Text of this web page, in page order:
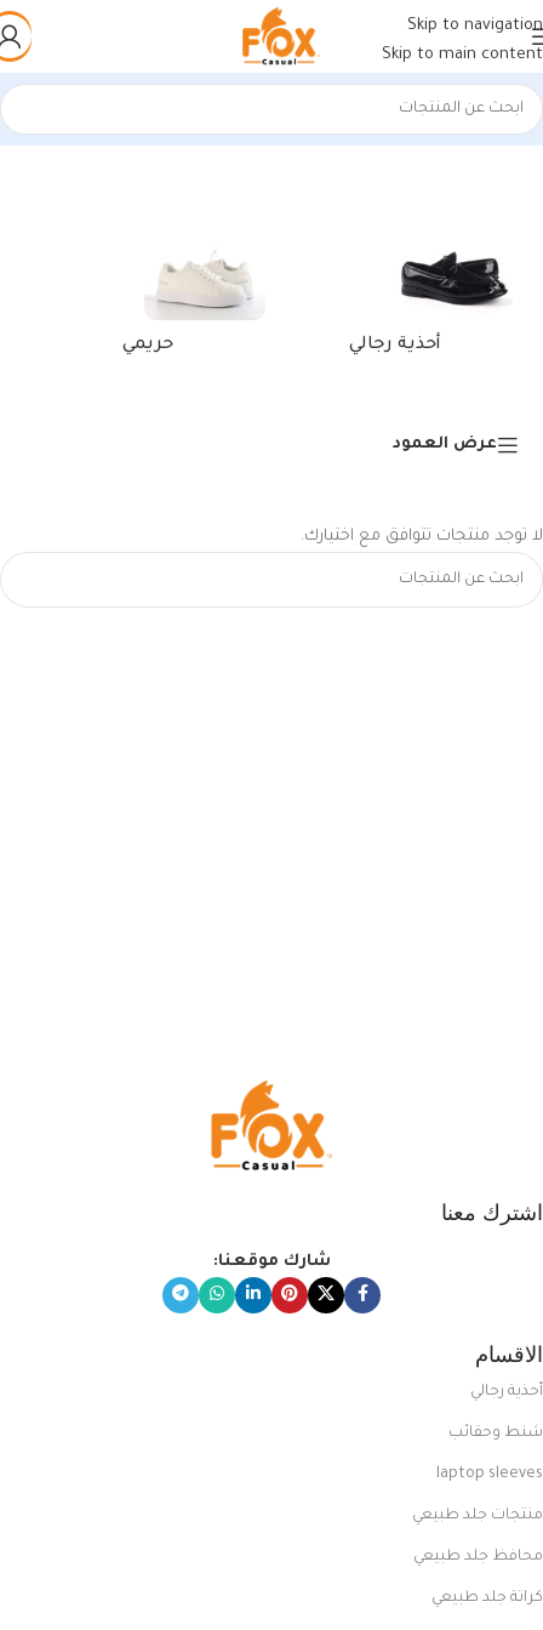
Skip to navigation
Skip to main content
الرئيسية/منتجات تحت الوسم “كوتش عصري أسود سادة للرجال”
أحذية رجالي حريمي
عرض العمود
لا توجد منتجات تتوافق مع اختيارك.
اشترك معنا
شارك موقعنا:
الاقسام
أحذية رجالي
شنط وحقائب
laptop sleeves
منتجات جلد طبيعي
محافظ جلد طبيعي
كراتة جلد طبيعي